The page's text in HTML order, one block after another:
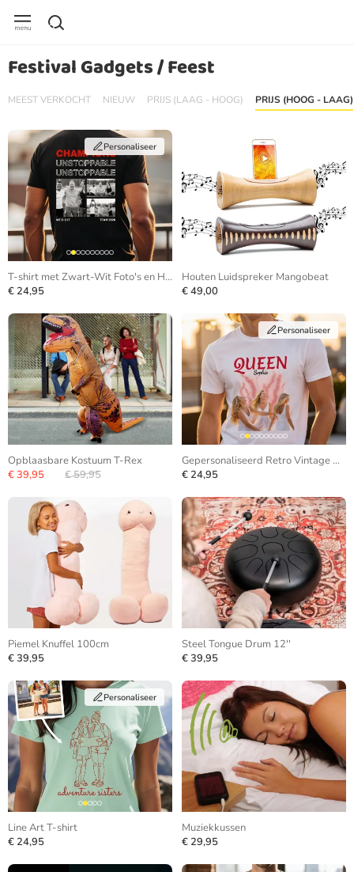
Festival Gadgets / Feest
MEEST VERKOCHT NIEUW PRIJS (LAAG - HOOG) PRIJS (HOOG - LAAG)
Personaliseer
T-shirt met Zwart-Wit Foto's en Herhalende Tekst
€ 24,95
Houten Luidspreker Mangobeat
€ 49,00
Opblaasbare Kostuum T-Rex
€ 39,95
€ 59,95
Personaliseer
Gepersonaliseerd Retro Vintage Bootleg T-shirt
€ 24,95
Piemel Knuffel 100cm
€ 39,95
Steel Tongue Drum 12''
€ 39,95
Personaliseer
Line Art T-shirt
€ 24,95
Muziekkussen
€ 29,95